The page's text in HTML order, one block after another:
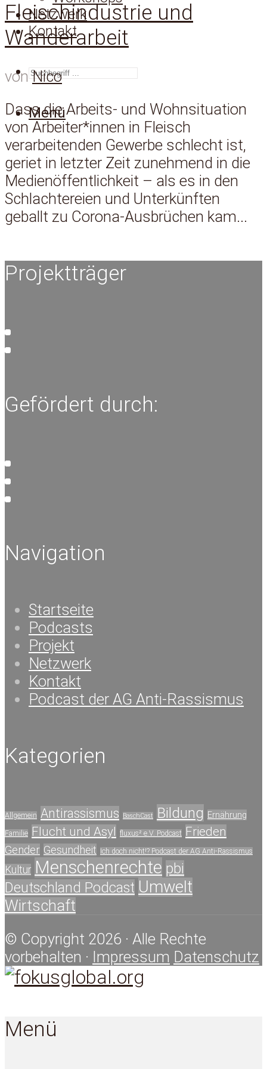
Netzwerk
Kontakt
Menü
Fleischindustrie und
Wanderarbeit
vonNico
Dass die Arbeits- und Wohnsituation
von Arbeiter*innen in Fleisch
verarbeitenden Gewerbe schlecht ist,
geriet in letzter Zeit zunehmend in die
Medienöffentlichkeit – als es in den
Schlachtereien und Unterkünften
geballt zu Corona-Ausbrüchen kam...
Projektträger
Gefördert durch:
Navigation
Startseite
Podcasts
Projekt
Netzwerk
Kontakt
Podcast der AG Anti-Rassismus
Kategorien
Allgemein Antirassismus BaschCast Bildung Ernährung
Familie Flucht und Asyl fluxus² e.V. Podcast Frieden
Gender Gesundheit Ich doch nicht!? Podcast der AG Anti-Rassismus
Kultur Menschenrechte pbi
Deutschland Podcast Umwelt
Wirtschaft
© Copyright 2026 · Alle Rechte
vorbehalten · Impressum Datenschutz
Menü